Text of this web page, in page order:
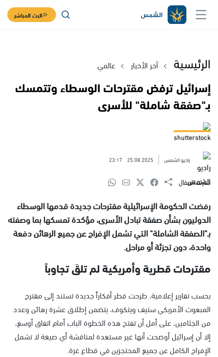
البث المباشر
الرئيسية آخر الأخبار عالمي
إسرائيل ترفض مقترحات الوسطاء وتتمسك
بـ"صفقة شاملة" للأسرى
shutterstock
راديو الشمس 25.08.2025
23:17
شارك المقال
رفضت الحكومة الإسرائيلية مقترحات جديدة قدمها الوسطاء
الدوليون بشأن صفقة تبادل الأسرى، مؤكدة تمسكها بما وصفته
بـ"الصفقة الشاملة" التي تشمل الإفراج عن جميع الرهائن دفعة
واحدة، دون تجزئة أو مراحل.
مقترحات قطرية وأمريكية لم تلقَ تجاوباً
بحسب تقارير إعلامية، طرحت قطر أفكاراً جديدة تستند إلى مقترح
المبعوث الأمريكي ستيف ويتكوف، يتضمن إطلاق عشرة رهائن وعدد
من الجثامين، على أمل أن تفتح هذه الخطوة الباب أمام اتفاق أوسع،
إلا أن إسرائيل أوضحت أنها غير مستعدة لمناقشة أي صيغة لا تشمل
الإفراج الكامل عن جميع المحتجزين في قطاع غزة.